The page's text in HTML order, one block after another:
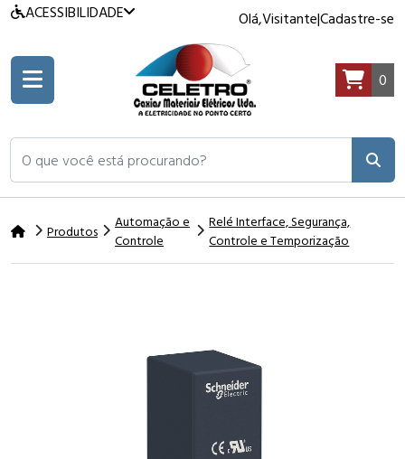
ACESSIBILIDADE Olá,Visitante|Cadastre-se
O que você está procurando?
0
Produtos
Automação e
Controle
Relé Interface, Segurança,
Controle e Temporização